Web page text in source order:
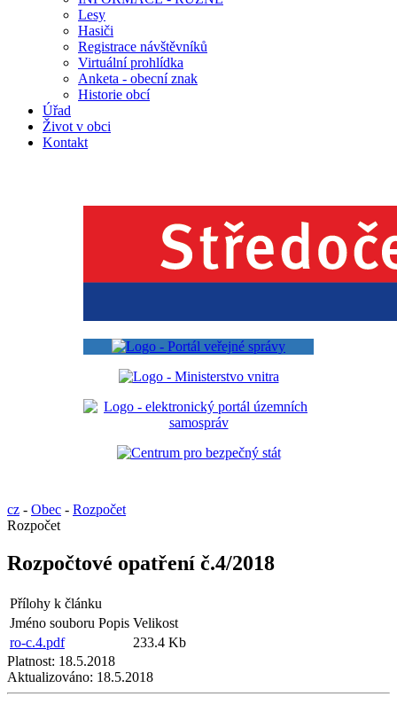
Lesy
Hasiči
Registrace návštěvníků
Virtuální prohlídka
Anketa - obecní znak
Historie obcí
Úřad
Život v obci
Kontakt
cz - Obec - Rozpočet
Rozpočet
Rozpočtové opatření č.4/2018
Přílohy k článku
Jméno souboru Popis Velikost
ro-c.4.pdf
233.4 Kb
Platnost: 18.5.2018
Aktualizováno: 18.5.2018